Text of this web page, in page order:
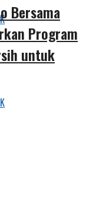
Bersama
Program
untuk